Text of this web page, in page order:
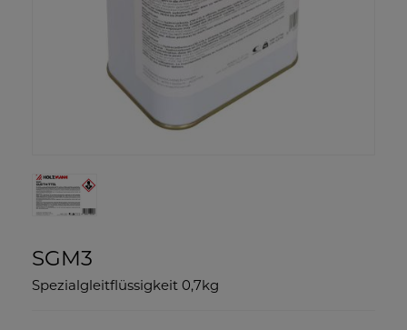
SGM3
Spezialgleitflüssigkeit 0,7kg